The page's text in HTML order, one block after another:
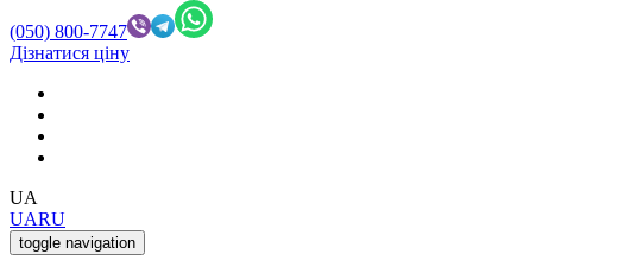
(050) 800-7747
Дізнатися ціну
UA
UARU
toggle navigation